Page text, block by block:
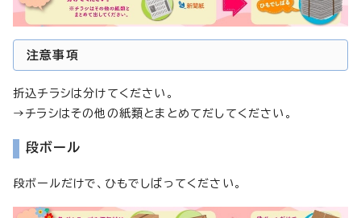
注意事項
折込チラシは分けてください。
→チラシはその他の紙類とまとめてだしてください。
段ボール
段ボールだけで、ひもでしばってください。